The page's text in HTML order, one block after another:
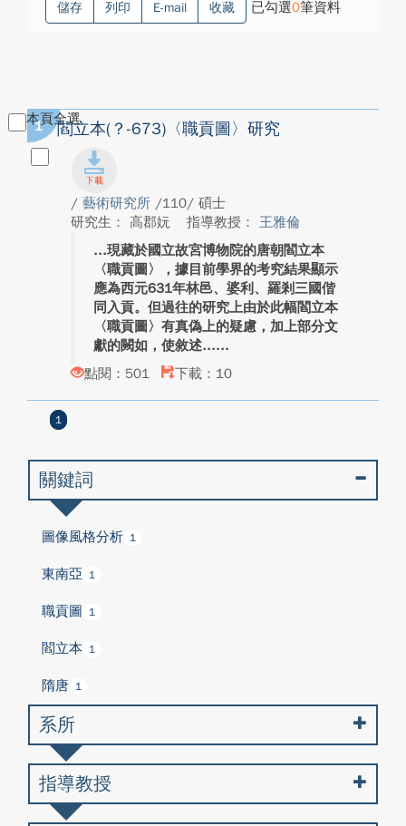
儲存 列印 E-mail 收藏 已勾選0筆資料
本頁全選
1 閻立本(？-673)〈職貢圖〉研究
/ 藝術研究所 /110/ 碩士
研究生： 高郡妧
指導教授： 王雅倫
現藏於國立故宮博物院的唐朝閻立本
〈職貢圖〉，據目前學界的考究結果顯示
應為西元631年林邑、婆利、羅剎三國偕
同入貢。但過往的研究上由於此幅閻立本
〈職貢圖〉有真偽上的疑慮，加上部分文
獻的闕如，使敘述...
點閱：501
下載：10
1
關鍵詞
圖像風格分析 1
東南亞 1
職貢圖 1
閻立本 1
隋唐 1
系所
指導教授